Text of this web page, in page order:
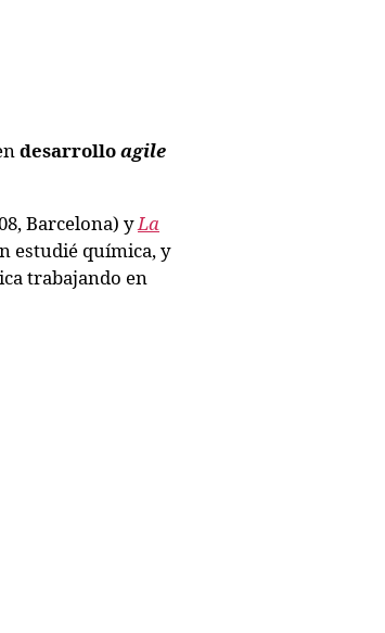
desarrolloagile
Barcelona) yLa
estudié química, y
trabajando en